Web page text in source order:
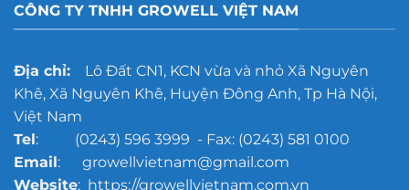
CÔNG TY TNHH GROWELL VIỆT NAM
Địa chỉ:Lô Đất CN1, KCN vừa và nhỏ Xã Nguyên
Khê, Xã Nguyên Khê, Huyện Đông Anh, Tp Hà Nội,
Việt Nam
Tel: (0243) 596 3999 - Fax: (0243) 581 0100
Email: growellvietnam@gmail.com
Website: https://growellvietnam.com.vn